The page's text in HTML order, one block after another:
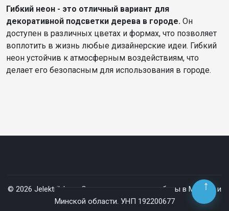
Гибкий неон - это отличный вариант для
декоративной подсветки дерева в городе. Он
доступен в различных цветах и формах, что позволяет
воплотить в жизнь любые дизайнерские идеи. Гибкий
неон устойчив к атмосферным воздействиям, что
делает его безопасным для использования в городе.
© 2026 Jelektrik.by — Электромонтажные работы в Минске и
Минской области. УНП 192200677